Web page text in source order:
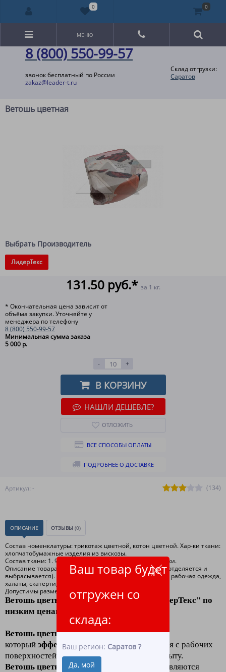
8 (800) 550-99-57
звонок бесплатный по России
zakaz@leader-t.ru
Склад отгрузки:
Саратов
Ваш товар будет
отгружен со
склада:
Ваш регион: Саратов ?
Да, мой
МЕНЮ
Ветошь цветная
Артикул: - (134)
Выбрать Производитель
ЛидерТекс
131.50 руб.* за 1 кг.
* Окончательная цена зависит от
объёма закупки. Уточняйте у
менеджера по телефону
8 (800) 550-99-57
Минимальная сумма заказа
5 000 р.
- +
В КОРЗИНУ
НАШЛИ ДЕШЕВЛЕ?
ОТЛОЖИТЬ
ВСЕ СПОСОБЫ ОПЛАТЫ
ПОДРОБНЕЕ О ДОСТАВКЕ
ОПИСАНИЕ ОТЗЫВЫ (0)
Состав номенклатуры: трикотаж цветной, котон цветной. Хар-ки ткани:
хлопчатобумажные изделия из вискозы.
Состав ткани: 1. 90% хлопка, 10% содержания синтетики.
Описание товара: футболки, толстовки без лоска( мех отделяется и
выбрасывается). Спортивная одежда, рубашки, брюки, рабочая одежда,
халаты, скатерти, салфетки.
Допустимы размеры: допускаемые размеры 40*60.
Ветошь цветная в интернет-магазине "ЛидерТекс" по
низким ценам
Ветошь цветная- обтирочный материал
который эффективно устраняетзагрязнения с рабочих
поверхностей как на производстве, так и в быту.
Ветошь цветная - лоскуты ткани, которые являются
0 0